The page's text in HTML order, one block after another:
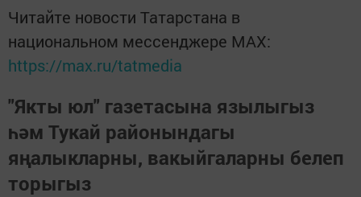
Читайте новости Татарстана в
национальном мессенджере MАХ:
https://max.ru/tatmedia
"Якты юл" газетасына язылыгыз
һәм Тукай районындагы
яңалыкларны, вакыйгаларны белеп
торыгыз